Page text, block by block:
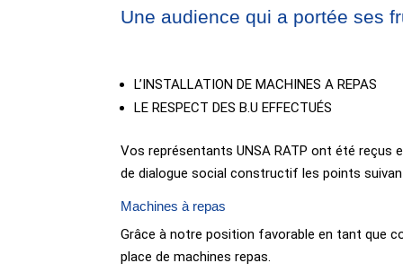
Une audience qui a portée ses
L’INSTALLATION DE MACHINES A REPAS
LE RESPECT DES B.U EFFECTUÉS
Vos représentants UNSA RATP ont été reçus
de dialogue social constructif les points
Machines à repas
Grâce à notre position favorable en tant que
place de machines repas.